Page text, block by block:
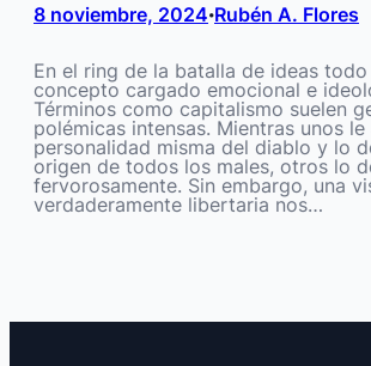
8 noviembre, 2024•Rubén A. Flores
En el ring de la batalla de ideas
concepto cargado emocional e
Términos como capitalismo suelen
polémicas intensas. Mientras unos le
personalidad misma del diablo y lo
origen de todos los males, otros lo
fervorosamente. Sin embargo, una
verdaderamente libertaria nos…